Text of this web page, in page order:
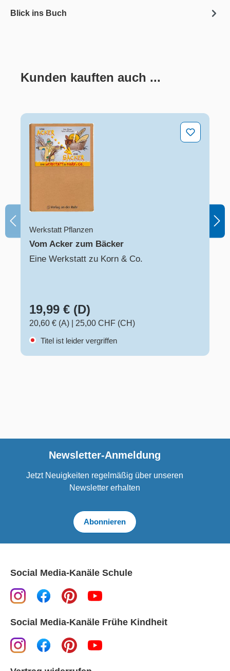
Blick ins Buch
Produktgalerie überspringen
Kunden kauften auch ...
Vom Acker zum Bäcker
Werkstatt Pflanzen
Vom Acker zum Bäcker
Eine Werkstatt zu Korn & Co.
19,99 € (D)
20,60 € (A)
25,00 CHF (CH)
Titel ist leider vergriffen
Newsletter-Anmeldung
Jetzt Neuigkeiten regelmäßig über unseren
Newsletter erhalten
Abonnieren
Social Media-Kanäle Schule
Social Media-Kanäle Frühe Kindheit